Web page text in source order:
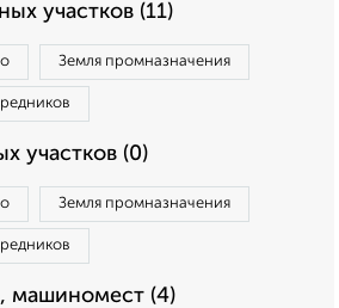
участков (11)
Земля промназначения
участков (0)
Земля промназначения
машиномест (4)